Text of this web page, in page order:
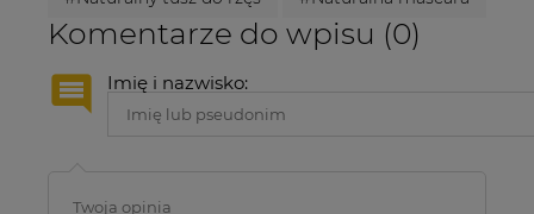
Komentarze do wpisu (0)
Imię i nazwisko: